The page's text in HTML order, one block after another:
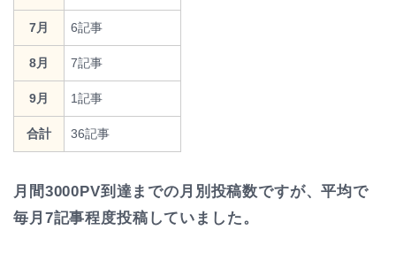
7月 6記事
8月 7記事
9月 1記事
合計 36記事
月間3000PV到達までの月別投稿数ですが、平均で
毎月7記事程度投稿していました。